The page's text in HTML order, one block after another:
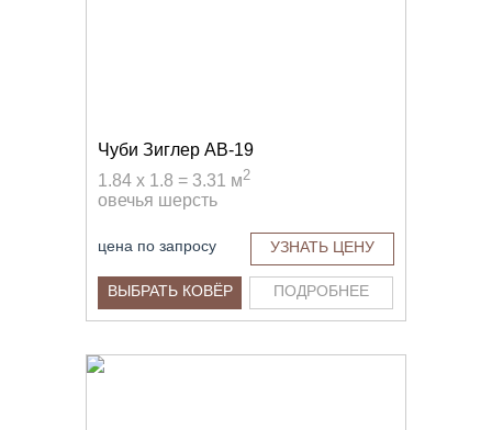
Чуби Зиглер AB-19
1.84 x 1.8 = 3.31 м2
овечья шерсть
цена по запросу УЗНАТЬ ЦЕНУ
ВЫБРАТЬ КОВЁР ПОДРОБНЕЕ